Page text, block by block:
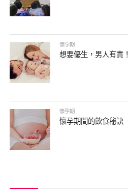
懷孕期
想要優生，男人有責！
懷孕期
懷孕期間的飲食秘訣